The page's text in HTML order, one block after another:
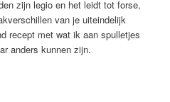
zijn legio en het leidt tot forse,
van je uiteindelijk
recept met wat ik aan spulletjes
anders kunnen zijn.